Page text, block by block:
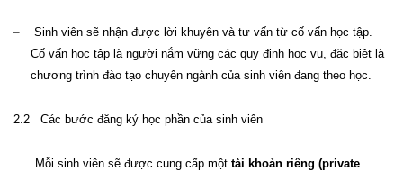
– Sinh viên sẽ nhận được lời khuyên và tư vấn từ cố vấn học tập.
Cố vấn học tậplà người nắm vững các quy định học vụ, đặc biệt là
chương trình đào tạo chuyên ngành của sinh viên đang theo học.
2.2 Các bước đăng ký học phần của sinh viên
Mỗi sinh viên sẽ được cung cấp một tài khoản riêng (private